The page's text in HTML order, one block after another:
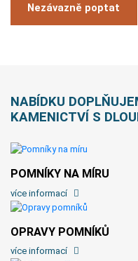
Nezávazně poptat
NABÍDKU
KAMENICTVÍ S
POMNÍKY NA MÍRU
více informací
OPRAVY POMNÍKŮ
více informací